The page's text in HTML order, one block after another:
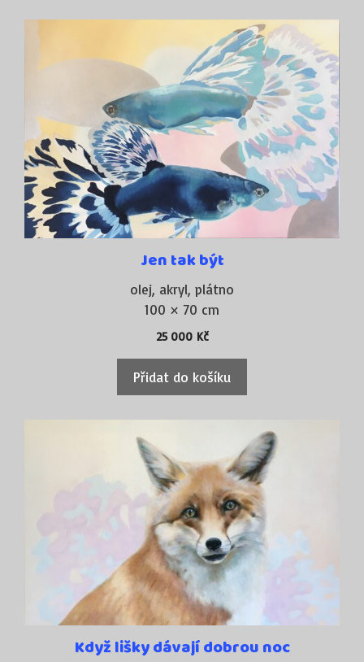
VÝSTAVY A OCENĚNÍ
Mé obrazy jsou vystavovány v samostatných i
kolektivních výstavách a jsou zastoupeny v
soukromých sbírkách. Mezinárodní ocenění v Art
Exhibition LightSpaceTime za obraz “Kočka”.
Jen tak být
olej, akryl, plátno
100 × 70 cm
25 000 Kč
Přidat do košíku
Když lišky dávají dobrou noc